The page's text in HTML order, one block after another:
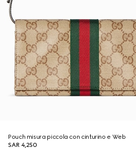
Pouch misura piccola con cinturino e Web
SAR 4,250